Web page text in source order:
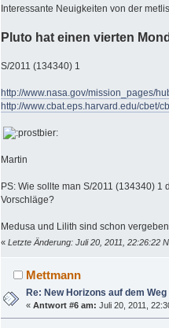
Interessante Neuigkeiten von der
Pluto hat einen vierten
S/2011 (134340) 1
http://www.nasa.gov/mission_pages/
http://www.cbat.eps.harvard.edu/cbet/
Martin
PS: Wie sollte man S/2011 (134340)
Vorschläge?
Medusa und Lilith sind schon
« Letzte Änderung: Juli 20, 2011, 22:26:22
Mettmann
Re: New Horizons auf dem
«Antwort #6 am: Juli 20, 2011,